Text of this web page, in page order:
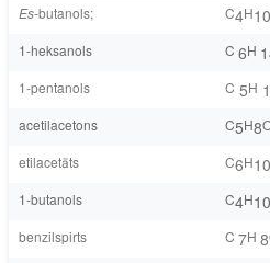
Es-butanols; C4H10
1-heksanols
C 6H
1-pentanols
C 5H
acetilacetons
C5H8
etilacetāts
C6H10
1-butanols
C4H10
benzilspirts
C 7H 8